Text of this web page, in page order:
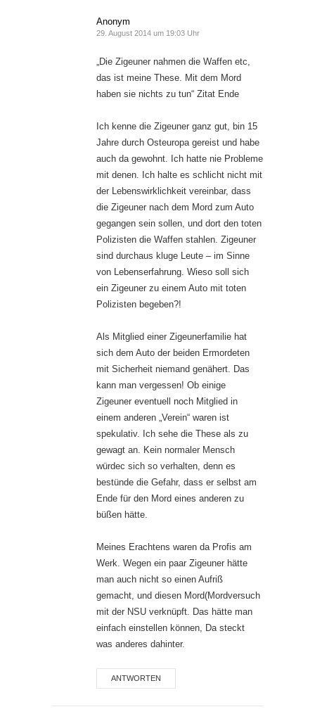
Anonym
29. August 2014 um 19:03 Uhr
„Die Zigeuner nahmen die Waffen etc,
das ist meine These. Mit dem Mord
haben sie nichts zu tun“ Zitat Ende
Ich kenne die Zigeuner ganz gut, bin 15
Jahre durch Osteuropa gereist und habe
auch da gewohnt. Ich hatte nie Probleme
mit denen. Ich halte es schlicht nicht mit
der Lebenswirklichkeit vereinbar, dass
die Zigeuner nach dem Mord zum Auto
gegangen sein sollen, und dort den toten
Polizisten die Waffen stahlen. Zigeuner
sind durchaus kluge Leute – im Sinne
von Lebenserfahrung. Wieso soll sich
ein Zigeuner zu einem Auto mit toten
Polizisten begeben?!
Als Mitglied einer Zigeunerfamilie hat
sich dem Auto der beiden Ermordeten
mit Sicherheit niemand genähert. Das
kann man vergessen! Ob einige
Zigeuner eventuell noch Mitglied in
einem anderen „Verein“ waren ist
spekulativ. Ich sehe die These als zu
gewagt an. Kein normaler Mensch
würdec sich so verhalten, denn es
bestünde die Gefahr, dass er selbst am
Ende für den Mord eines anderen zu
büßen hätte.
Meines Erachtens waren da Profis am
Werk. Wegen ein paar Zigeuner hätte
man auch nicht so einen Aufriß
gemacht, und diesen Mord(Mordversuch
mit der NSU verknüpft. Das hätte man
einfach einstellen können, Da steckt
was anderes dahinter.
ANTWORTEN